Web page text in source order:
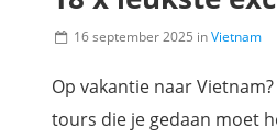
16 september 2025 inVietnam
Op vakantie naar
tours die je gedaan moet